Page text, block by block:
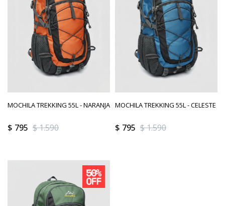
MOCHILA TREKKING 55L - NARANJA
$ 795 $1.590
MOCHILA TREKKING 55L - CELESTE
$ 795 $1.590